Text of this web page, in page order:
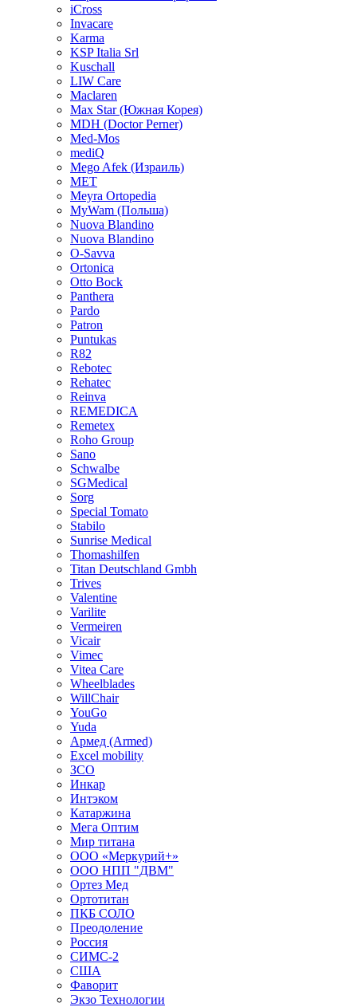
iCross
Invacare
Karma
KSP Italia Srl
Kuschall
LIW Care
Maclaren
Max Star (Южная Корея)
MDH (Doctor Perner)
Med-Mos
mediQ
Mego Afek (Израиль)
MET
Meyra Ortopedia
MyWam (Польша)
Nuova Blandino
Nuova Blandino
O-Savva
Ortonica
Otto Bock
Panthera
Pardo
Patron
Puntukas
R82
Rebotec
Rehatec
Reinva
REMEDICA
Remetex
Roho Group
Sano
Schwalbe
SGMedical
Sorg
Special Tomato
Stabilo
Sunrise Medical
Thomashilfen
Titan Deutschland Gmbh
Trives
Valentine
Varilite
Vermeiren
Vicair
Vimec
Vitea Care
Wheelblades
WillChair
YouGo
Yuda
Армед (Armed)
Еxcel mobility
ЗСО
Инкар
Интэком
Катаржина
Мега Оптим
Мир титана
ООО «Меркурий+»
ООО НПП "ДВМ"
Ортез Мед
Ортотитан
ПКБ СОЛО
Преодоление
Россия
СИМС-2
США
Фаворит
Экзо Технологии